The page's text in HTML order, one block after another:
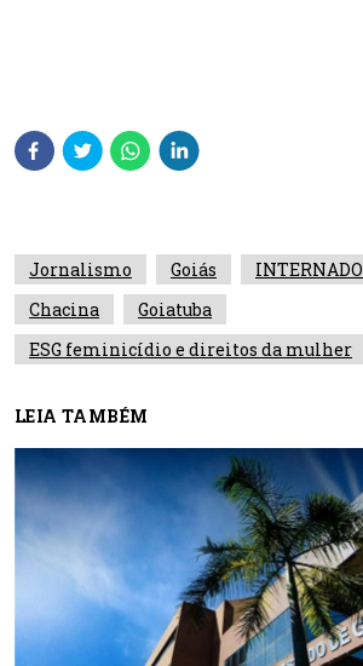
Jornalismo Goiás
INTERNADO
Chacina
Goiatuba
ESG feminicídio e direitos da mulher
LEIA TAMBÉM